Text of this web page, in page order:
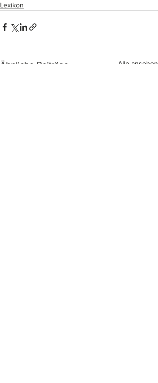
Lexikon
Ähnliche Beiträge Alle ansehen